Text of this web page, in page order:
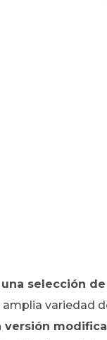
selección
variedad
versión